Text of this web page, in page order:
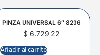
PINZA UNIVERSAL 6″ 8236
$6.729,22
Añadir al carrito